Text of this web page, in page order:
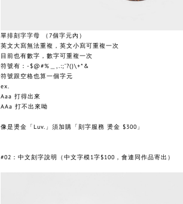
單排刻字字母 （7個字元內）
英文大寫無法重複，英文小寫可重複一次
目前也有數字，數字可重複一次
符號有：-$@#%＿,.:;’?()\+*&
符號跟空格也算一個字元
ex.
Aaa 打得出來
AAa 打不出來呦
像是燙金「Luv.」須加購「刻字服務 燙金 $300」
#02：中文刻字說明（中文字模1字$100，會連同作品寄出）